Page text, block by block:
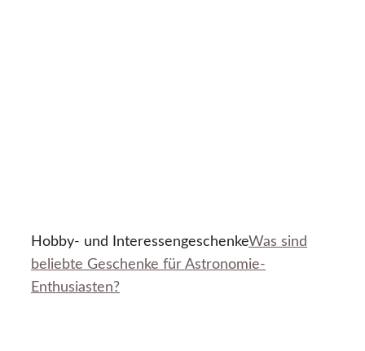
Hobby- und InteressengeschenkeWas sind
beliebte Geschenke für Astronomie-
Enthusiasten?